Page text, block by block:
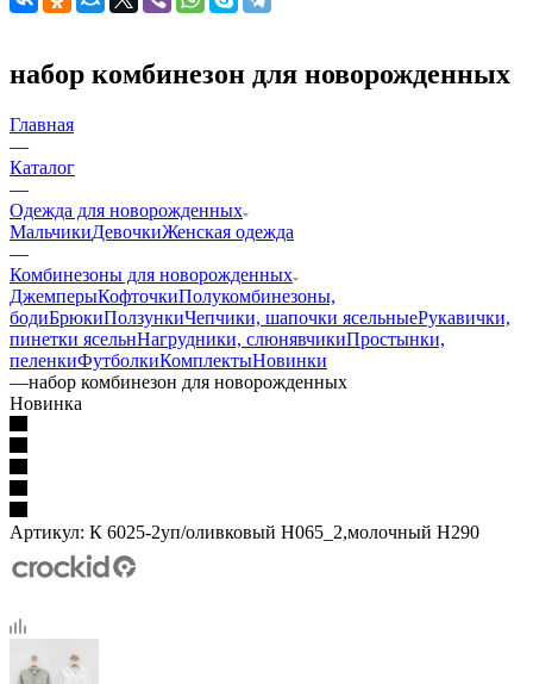
набор комбинезон для новорожденных
Главная
—
Каталог
—
Одежда для новорожденных
МальчикиДевочкиЖенская одежда
—
Комбинезоны для новорожденных
ДжемперыКофточкиПолукомбинезоны,
бодиБрюкиПолзункиЧепчики, шапочки ясельныеРукавички,
пинетки ясельнНагрудники, слюнявчикиПростынки,
пеленкиФутболкиКомплектыНовинки
—набор комбинезон для новорожденных
Hoвинкa
Артикул: К 6025-2уп/оливковый Н065_2,молочный Н290